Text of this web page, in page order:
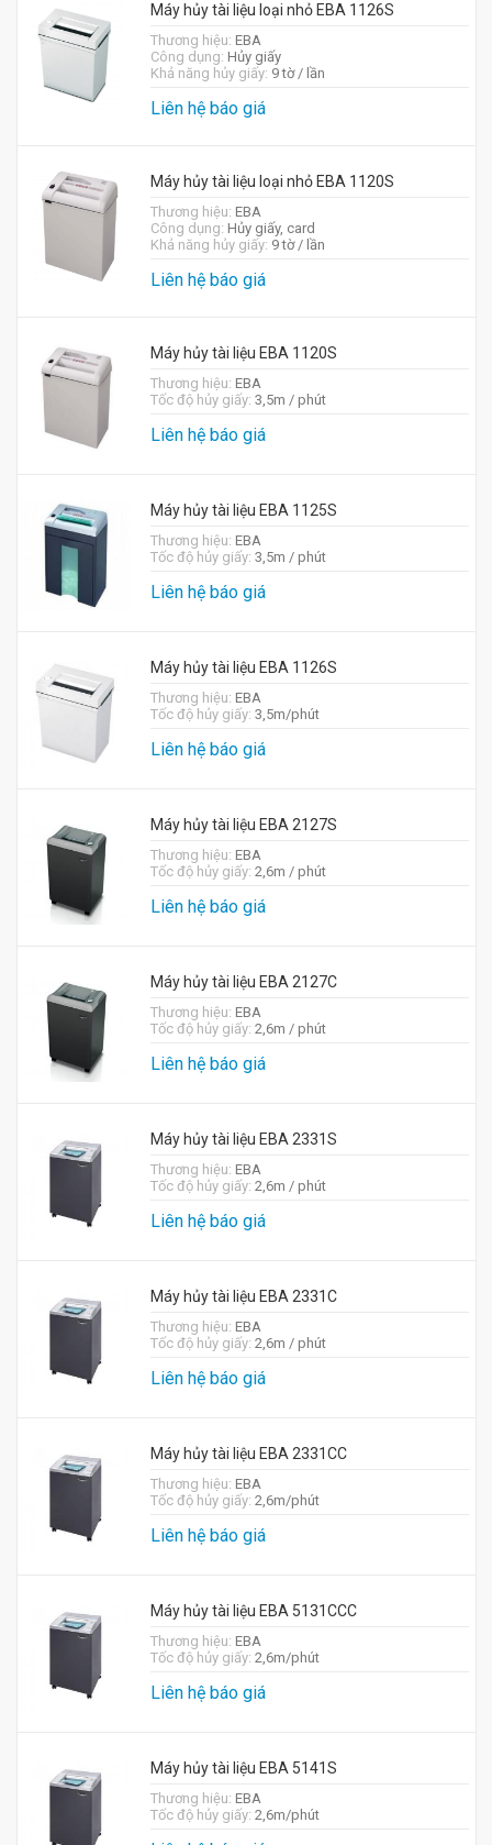
Máy hủy tài liệu loại nhỏ EBA 1126S
Thương hiệu: EBA
Công dụng: Hủy giấy
Khả năng hủy giấy: 9 tờ / lần
Liên hệ báo giá
Máy hủy tài liệu loại nhỏ EBA 1120S
Thương hiệu: EBA
Công dụng: Hủy giấy, card
Khả năng hủy giấy: 9 tờ / lần
Liên hệ báo giá
Máy hủy tài liệu EBA 1120S
Thương hiệu: EBA
Tốc độ hủy giấy: 3,5m / phút
Liên hệ báo giá
Máy hủy tài liệu EBA 1125S
Thương hiệu: EBA
Tốc độ hủy giấy: 3,5m / phút
Liên hệ báo giá
Máy hủy tài liệu EBA 1126S
Thương hiệu: EBA
Tốc độ hủy giấy: 3,5m/phút
Liên hệ báo giá
Máy hủy tài liệu EBA 2127S
Thương hiệu: EBA
Tốc độ hủy giấy: 2,6m / phút
Liên hệ báo giá
Máy hủy tài liệu EBA 2127C
Thương hiệu: EBA
Tốc độ hủy giấy: 2,6m / phút
Liên hệ báo giá
Máy hủy tài liệu EBA 2331S
Thương hiệu: EBA
Tốc độ hủy giấy: 2,6m / phút
Liên hệ báo giá
Máy hủy tài liệu EBA 2331C
Thương hiệu: EBA
Tốc độ hủy giấy: 2,6m / phút
Liên hệ báo giá
Máy hủy tài liệu EBA 2331CC
Thương hiệu: EBA
Tốc độ hủy giấy: 2,6m/phút
Liên hệ báo giá
Máy hủy tài liệu EBA 5131CCC
Thương hiệu: EBA
Tốc độ hủy giấy: 2,6m/phút
Liên hệ báo giá
Máy hủy tài liệu EBA 5141S
Thương hiệu: EBA
Tốc độ hủy giấy: 2,6m/phút